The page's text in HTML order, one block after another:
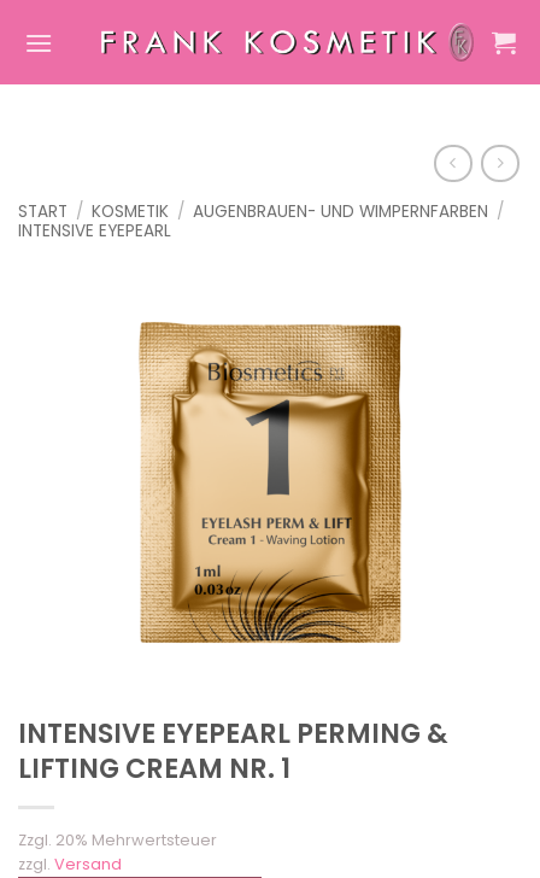
Inhalt
START / KOSMETIK / AUGENBRAUEN- UND WIMPERNFARBEN /
INTENSIVE EYEPEARL
INTENSIVE EYEPEARL PERMING &
LIFTING CREAM NR. 1
Zzgl. 20% Mehrwertsteuer
zzgl. Versand